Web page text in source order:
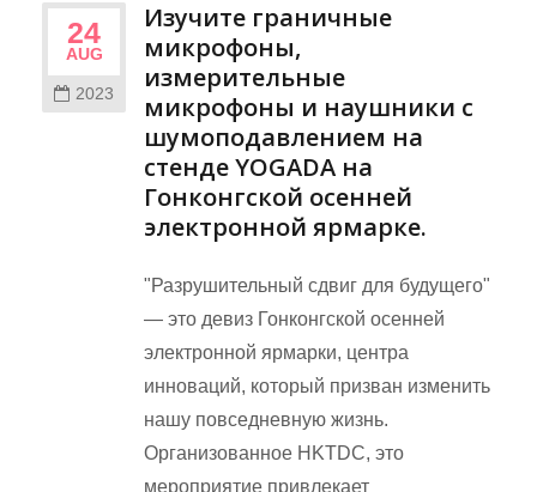
24
AUG
2023
Изучите граничные
микрофоны,
измерительные
микрофоны и наушники с
шумоподавлением на
стенде YOGADA на
Гонконгской осенней
электронной ярмарке.
"Разрушительный сдвиг для будущего"
— это девиз Гонконгской осенней
электронной ярмарки, центра
инноваций, который призван изменить
нашу повседневную жизнь.
Организованное HKTDC, это
мероприятие привлекает